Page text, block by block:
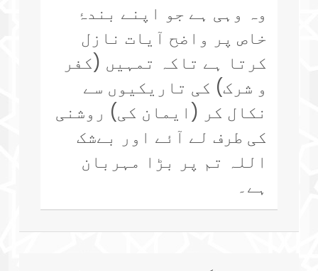
وہ وہی ہے جو اپنے بندۂ
خاص پر واضح آیات نازل
کرتا ہے تاکہ تمہیں (کفر
و شرک) کی تاریکیوں سے
نکال کر (ایمان کی) روشنی
کی طرف لے آئے اور بےشک
اللہ تم پر بڑا مہربان
ہے۔